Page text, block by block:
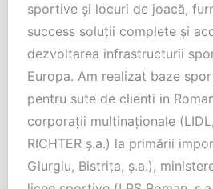
sportive şi locuri de joacă,
success soluţii complete şi
dezvoltarea infrastructurii
Europa. Am realizat baze
pentru sute de clienti in
corporații multinaționale (LIDL,
RICHTER ș.a.) la primării
Giurgiu, Bistrița, ș.a.),